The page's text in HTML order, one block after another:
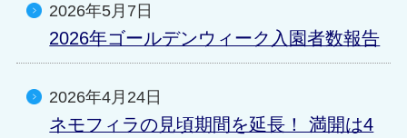
2026年5月7日
2026年ゴールデンウィーク入園者数報告
2026年4月24日
ネモフィラの見頃期間を延長！ 満開は4